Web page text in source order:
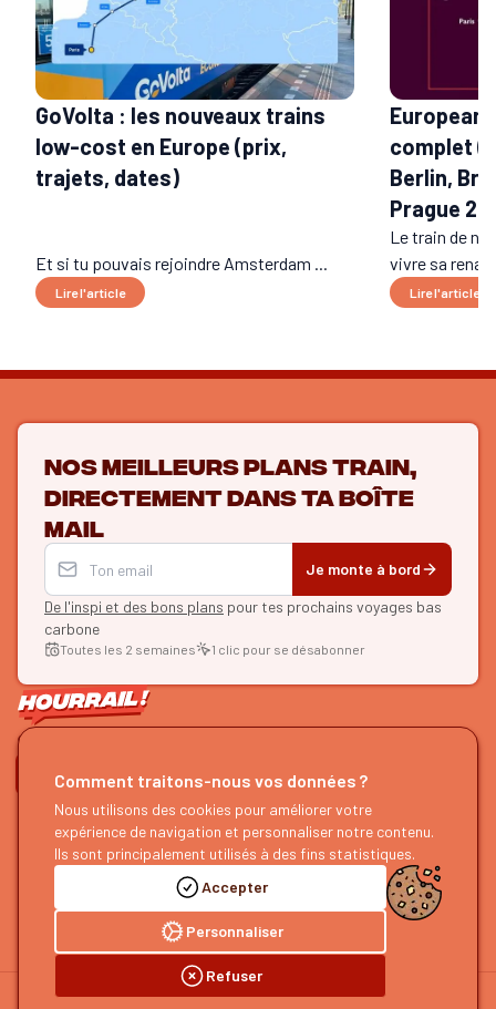
GoVolta : les nouveaux trains
low-cost en Europe (prix,
trajets, dates)
Et si tu pouvais rejoindre Amsterdam ...
Lire l'article
European
complet
Berlin,
Prague
Le train de
vivre sa
Lire l'article
Nos meilleurs plans train,
directement dans ta boîte
mail
Je monte à bord
De l'inspi et des bons plans pour tes prochains voyages bas
carbone
Toutes les 2 semaines 1 clic pour se désabonner
ON SE SUIT ?
HOURRAIL !
À propos
Devenir partenaire
Nous faire un retour
EXPLORER
Recherche d'itinéraires
Nos guides
Notre blog
Notre podcast
Accepter
Personnaliser
Refuser
Comment traitons-nous vos données ?
Nous utilisons des cookies pour améliorer votre
expérience de navigation et personnaliser notre contenu.
Ils sont principalement utilisés à des fins statistiques.